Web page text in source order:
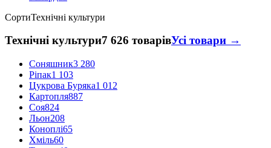
СортиТехнічні культури
Технічні культури7 626 товарівУсі товари →
Соняшник3 280
Ріпак1 103
Цукрова Буряка1 012
Картопля887
Соя824
Льон208
Коноплі65
Хміль60